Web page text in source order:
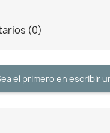
(0)
el primero en escribir